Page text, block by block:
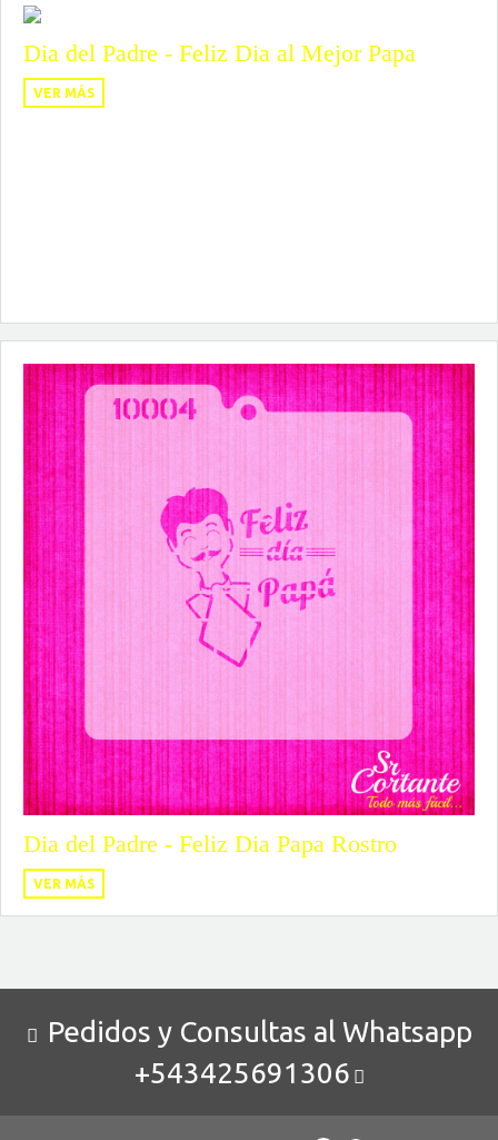
Dia del Padre - Feliz Dia al Mejor Papa
VER MÁS
Dia del Padre - Feliz Dia Papa Rostro
VER MÁS
Pedidos y Consultas al Whatsapp
+543425691306